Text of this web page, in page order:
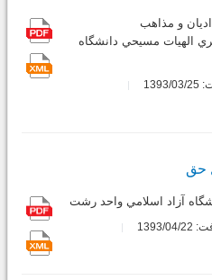
اديان و مذاهب
الهيات مسيحي دانشگاه
25
حق
آزاد اسلامي واحد رشت
04/22